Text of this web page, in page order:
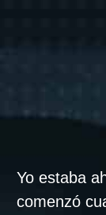
Yo estaba
comenzó